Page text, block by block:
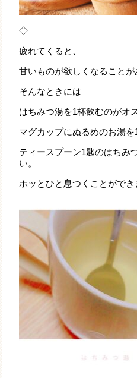
◇
疲れてくると、
甘いものが欲しくなることが
そんなときには
はちみつ湯を1杯飲むのがオ
マグカップにぬるめのお湯を
ティースプーン1匙のはちみ
い。
ホッとひと息つくことがで